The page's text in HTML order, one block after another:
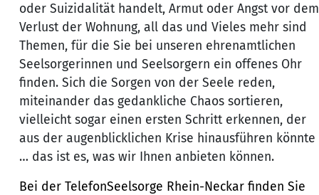
oder Suizidalität handelt, Armut oder Angst vor dem
Verlust der Wohnung, all das und Vieles mehr sind
Themen, für die Sie bei unseren ehrenamtlichen
Seelsorgerinnen und Seelsorgern ein offenes Ohr
finden. Sich die Sorgen von der Seele reden,
miteinander das gedankliche Chaos sortieren,
vielleicht sogar einen ersten Schritt erkennen, der
aus der augenblicklichen Krise hinausführen könnte
… das ist es, was wir Ihnen anbieten können.
Bei der TelefonSeelsorge Rhein-Neckar finden Sie